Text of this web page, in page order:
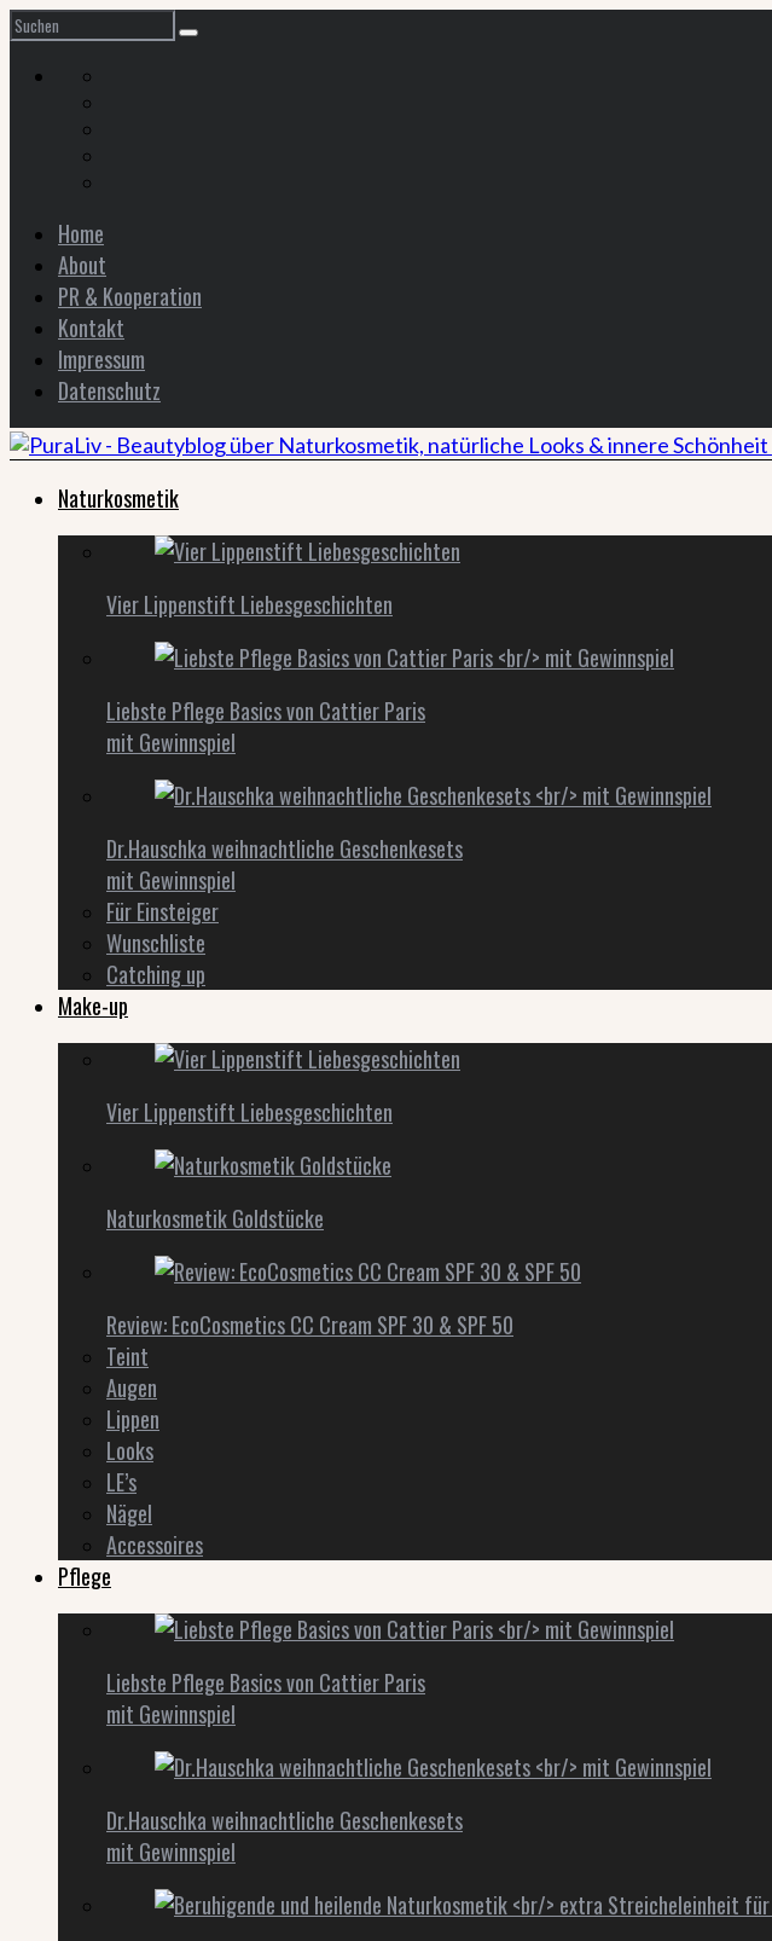
Home
About
PR & Kooperation
Kontakt
Impressum
Datenschutz
Naturkosmetik
Vier Lippenstift Liebesgeschichten
Liebste Pflege Basics von Cattier Paris
mit Gewinnspiel
Dr.Hauschka weihnachtliche Geschenkesets
mit Gewinnspiel
Für Einsteiger
Wunschliste
Catching up
Make-up
Vier Lippenstift Liebesgeschichten
Naturkosmetik Goldstücke
Review: EcoCosmetics CC Cream SPF 30 & SPF 50
Teint
Augen
Lippen
Looks
LE’s
Nägel
Accessoires
Pflege
Liebste Pflege Basics von Cattier Paris
mit Gewinnspiel
Dr.Hauschka weihnachtliche Geschenkesets
mit Gewinnspiel